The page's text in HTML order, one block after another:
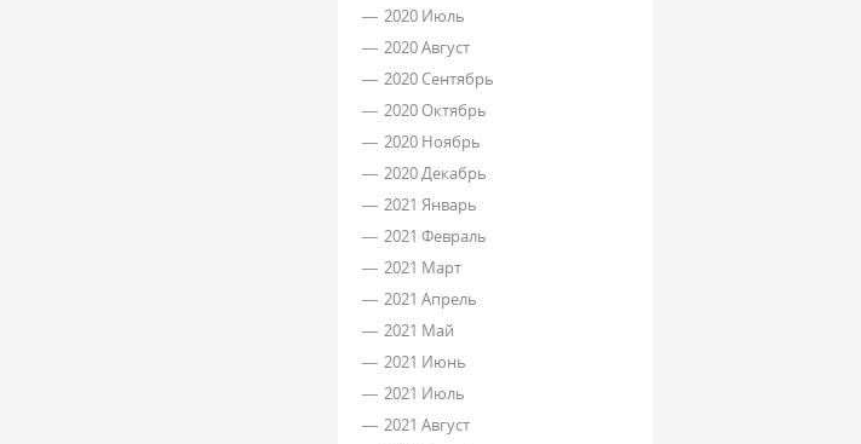
2020 Июль
2020 Август
2020 Сентябрь
2020 Октябрь
2020 Ноябрь
2020 Декабрь
2021 Январь
2021 Февраль
2021 Март
2021 Апрель
2021 Май
2021 Июнь
2021 Июль
2021 Август